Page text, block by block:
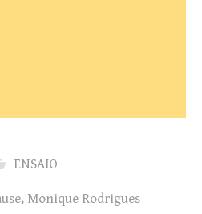
ENSAIO
, Monique Rodrigues